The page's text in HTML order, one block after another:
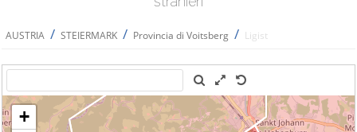
AUSTRIA / STEIERMARK / Provincia di Voitsberg / Ligist